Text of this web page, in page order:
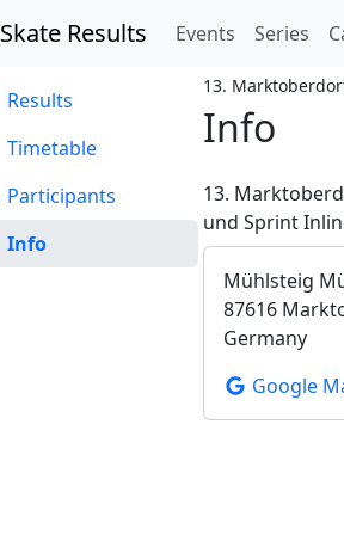
Skate Results Events Series
Results
Timetable
Participants
Info
13.
Info
13.
und Sprint
Mühlsteig
87616
Germany
Google